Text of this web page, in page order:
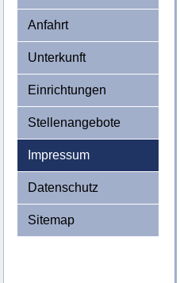
Anfahrt
Unterkunft
Einrichtungen
Stellenangebote
Impressum
Datenschutz
Sitemap